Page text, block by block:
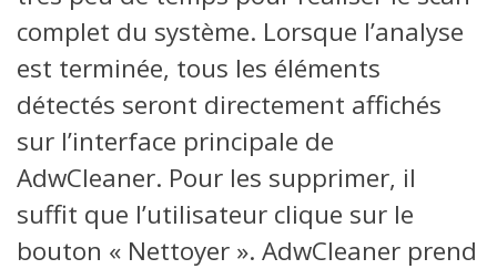
complet du système. Lorsque l’analyse
est terminée, tous les éléments
détectés seront directement affichés
sur l’interface principale de
AdwCleaner. Pour les supprimer, il
suffit que l’utilisateur clique sur le
bouton « Nettoyer ». AdwCleaner prend